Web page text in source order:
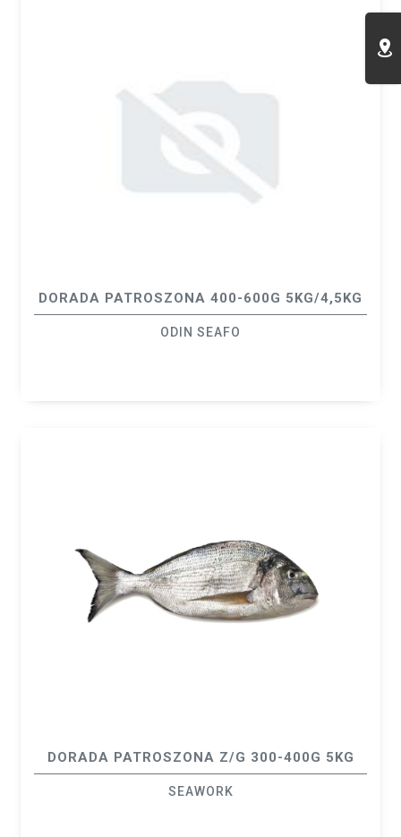
DORADA PATROSZONA 400-600G 5KG/4,5KG
ODIN SEAFO
DORADA PATROSZONA Z/G 300-400G 5KG
SEAWORK